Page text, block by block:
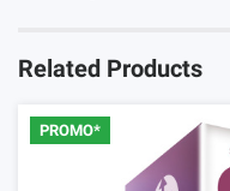
Related Products
PROMO*